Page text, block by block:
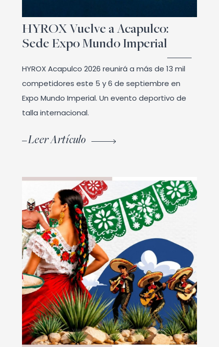
HYROX Vuelve a Acapulco:
Sede Expo Mundo Imperial
HYROX Acapulco 2026 reunirá a más de 13 mil
competidores este 5 y 6 de septiembre en
Expo Mundo Imperial. Un evento deportivo de
talla internacional.
Leer Artículo